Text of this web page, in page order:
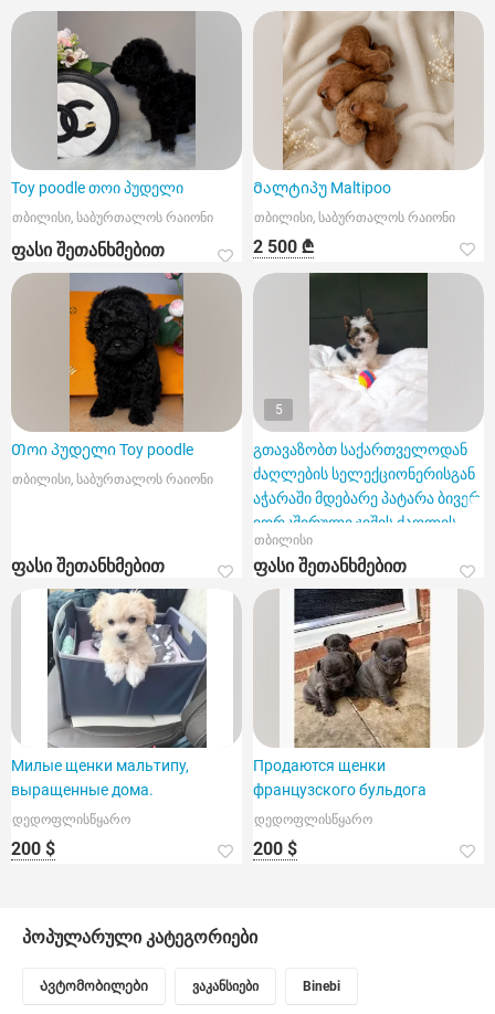
Toy poodle თოი პუდელი
თბილისი, საბურთალოს რაიონი
ფასი შეთანხმებით
Მალტიპუ Maltipoo
თბილისი, საბურთალოს რაიონი
2 500 ₾
Თოი პუდელი Toy poodle
თბილისი, საბურთალოს რაიონი
ფასი შეთანხმებით
5
გთავაზობთ საქართველოდან
ძაღლების სელექციონერისგან
აჭარაში მდებარე პატარა ბივერ
იორკშირული ჯიშის ძაღლის
შეძენას ბატუმსა და თბილისში.
თბილისი
ფასი შეთანხმებით
Милые щенки мальтипу,
выращенные дома.
დედოფლისწყარო
200 $
Продаются щенки
французского бульдога
დედოფლისწყარო
200 $
პოპულარული კატეგორიები
Ავტომობილები ვაკანსიები Binebi